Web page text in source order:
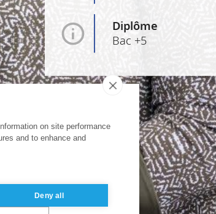
Diplôme
Bac +5
on site performance
and to enhance and
Deny all